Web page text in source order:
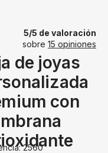
5/5 de valoración
sobre 15 opiniones
de joyas
con
2560